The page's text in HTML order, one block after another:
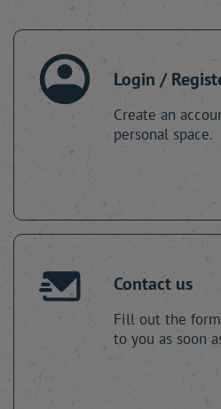
Login /
Create an
personal space.
Contact us
Fill out the
to you as soon